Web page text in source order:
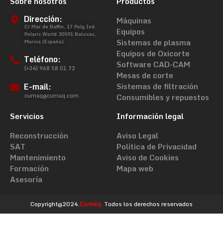
Dirección:
C/ Mar de Baffin, 17 Polg.Ind.
Polaris World 30591 Balsicas,
Murcia (España)
Teléfono:
(+34) 968 58 01 72
E-mail:
cumaq@cumaq.com
Máquinas
Equipos
Sistemas de plasma
Equipos de Oxicorte
Software CAD-CAM
Mesas de corte
Sistemas de filtración
Consumibles y repuestos
Servicios
Reconstrucción
SAT
Mantenimiento
Formación
Asesoría
Información legal
Aviso Legal
Política de Privacidad
Aviso de Cookies
Mapa web
Copyright@2024.Cumaq. Todos los derechos reservados